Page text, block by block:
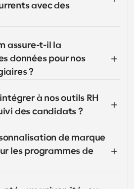
avec des
assure-t-il la
données pour nos
?
à nos outils RH
des candidats ?
de marque
les programmes de